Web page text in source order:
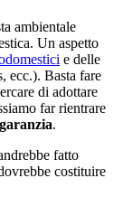
ambientale
Un aspetto
e delle
ecc.). Basta fare
di adottare
far rientrare
.
fatto
costituire